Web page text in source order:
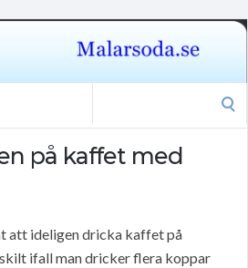
på kaffet med
att ideligen dricka kaffet på
ifall man dricker flera koppar